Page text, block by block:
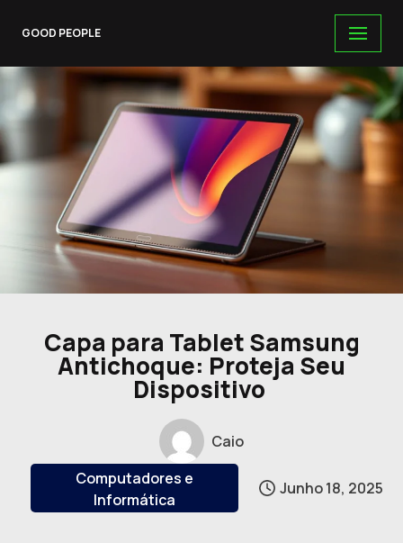
to
content
GOOD PEOPLE
Capa para Tablet Samsung
Antichoque: Proteja Seu
Dispositivo
Caio
Computadores e
Informática
Junho 18, 2025